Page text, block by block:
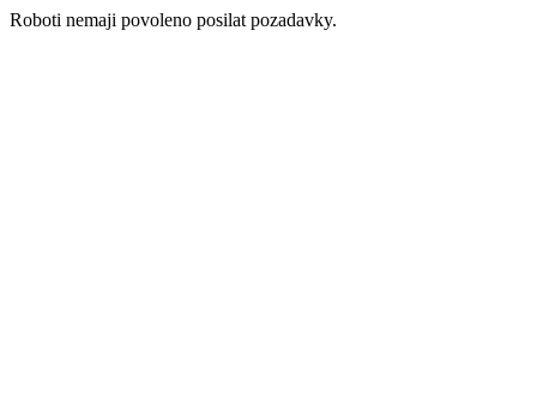
Roboti nemaji povoleno posilat pozadavky.